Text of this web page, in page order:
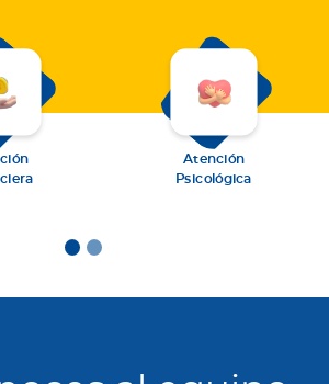
Atención
Psicológica